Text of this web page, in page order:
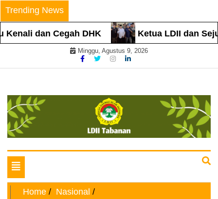
Skip
to
content
Trending News
dan Cegah DHK Ketua LDII dan
Minggu, Agustus 9, 2026
LDII TABANAN
Toggle
navigation
Home
Nasional